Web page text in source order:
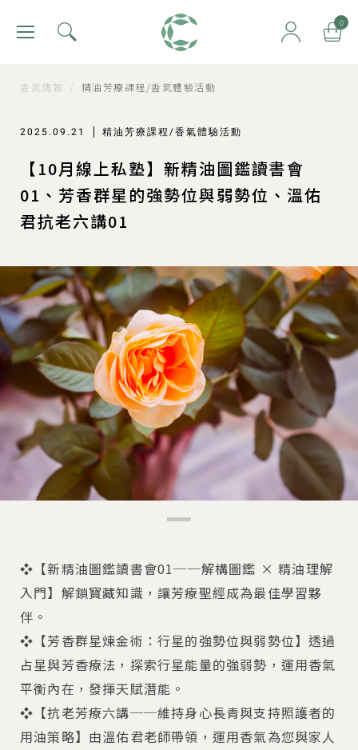
肯園 Canjune 0
香氣情報 / 精油芳療課程/香氣體驗活動
2025.09.21 精油芳療課程/香氣體驗活動
【10月線上私塾】新精油圖鑑讀書會
01、芳香群星的強勢位與弱勢位、溫佑
君抗老六講01
❖【新精油圖鑑讀書會01──解構圖鑑 × 精油理解
入門】解鎖寶藏知識，讓芳療聖經成為最佳學習夥
伴。
❖【芳香群星煉金術：行星的強勢位與弱勢位】透過
占星與芳香療法，探索行星能量的強弱勢，運用香氣
平衡內在，發揮天賦潛能。
❖【抗老芳療六講──維持身心長青與支持照護者的
用油策略】由溫佑君老師帶領，運用香氣為您與家人